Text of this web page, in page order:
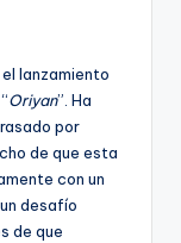
lanzamiento
Oriyan”. Ha
por
de que esta
con un
desafío
de que